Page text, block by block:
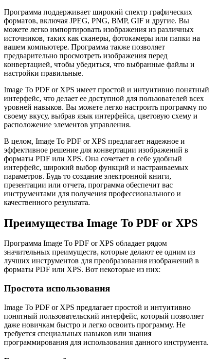
Программа поддерживает широкий спектр графических
форматов, включая JPEG, PNG, BMP, GIF и другие. Вы
можете легко импортировать изображения из различных
источников, таких как сканеры, фотокамеры или папки на
вашем компьютере. Программа также позволяет
предварительно просмотреть изображения перед
конвертацией, чтобы убедиться, что выбранные файлы и
настройки правильные.
Image To PDF or XPS имеет простой и интуитивно понятный
интерфейс, что делает ее доступной для пользователей всех
уровней навыков. Вы можете легко настроить программу по
своему вкусу, выбрав язык интерфейса, цветовую схему и
расположение элементов управления.
В целом, Image To PDF or XPS предлагает надежное и
эффективное решение для конвертации изображений в
форматы PDF или XPS. Она сочетает в себе удобный
интерфейс, широкий выбор функций и настраиваемых
параметров. Будь то создание электронной книги,
презентации или отчета, программа обеспечит вас
инструментами для получения профессионального и
качественного результата.
Преимущества Image To PDF or XPS
Программа Image To PDF or XPS обладает рядом
значительных преимуществ, которые делают ее одним из
лучших инструментов для преобразования изображений в
форматы PDF или XPS. Вот некоторые из них:
Простота использования
Image To PDF or XPS предлагает простой и интуитивно
понятный пользовательский интерфейс, который позволяет
даже новичкам быстро и легко освоить программу. Не
требуется специальных навыков или знания
программирования для использования данного инструмента.